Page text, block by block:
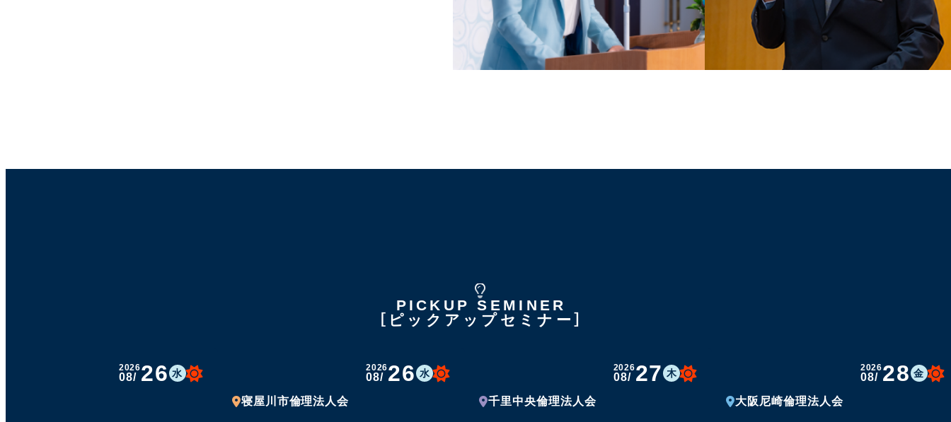
PICKUP SEMINER
ピックアップセミナー
2026
08/ 26 水
寝屋川市倫理法人会
2026
08/ 26 水
千里中央倫理法人会
2026
08/ 27 木
大阪尼崎倫理法人会
2026
08/ 28 金